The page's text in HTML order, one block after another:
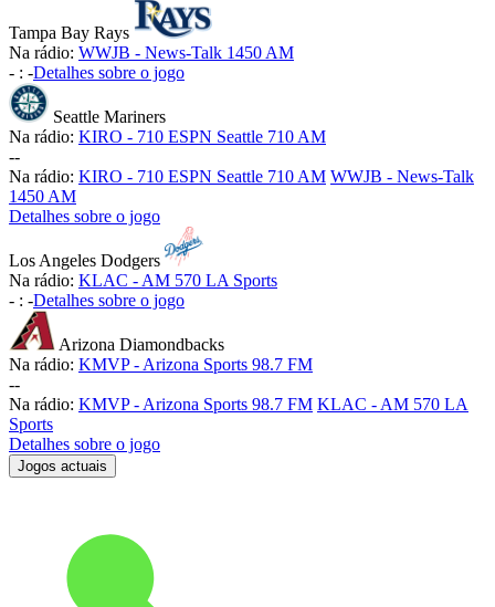
Tampa Bay Rays
Na rádio: WWJB - News-Talk 1450 AM
- : -Detalhes sobre o jogo
Seattle Mariners
Na rádio: KIRO - 710 ESPN Seattle 710 AM
--
Na rádio: KIRO - 710 ESPN Seattle 710 AM WWJB - News-Talk
1450 AM
Detalhes sobre o jogo
Los Angeles Dodgers
Na rádio: KLAC - AM 570 LA Sports
- : -Detalhes sobre o jogo
Arizona Diamondbacks
Na rádio: KMVP - Arizona Sports 98.7 FM
--
Na rádio: KMVP - Arizona Sports 98.7 FM KLAC - AM 570 LA
Sports
Detalhes sobre o jogo
Jogos actuais